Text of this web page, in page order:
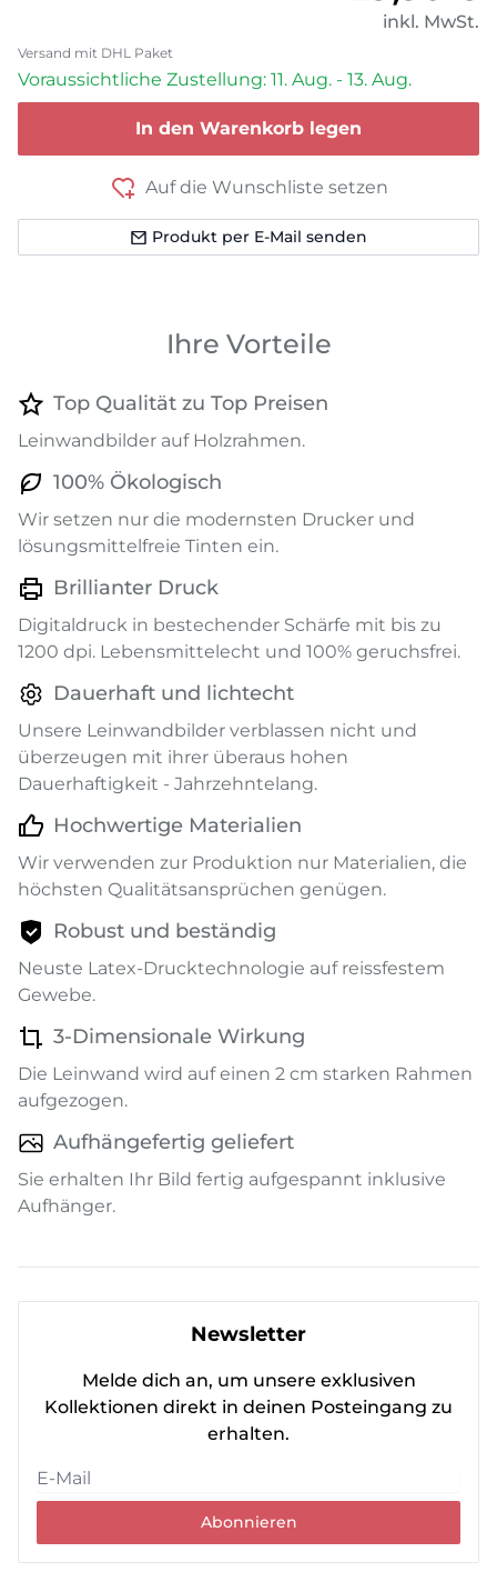
inkl. MwSt.
Versand mit DHL Paket
Voraussichtliche Zustellung: 11. Aug. - 13. Aug.
In den Warenkorb legen
Auf die Wunschliste setzen
Produkt per E-Mail senden
Ihre Vorteile
Top Qualität zu Top Preisen
Leinwandbilder auf Holzrahmen.
100% Ökologisch
Wir setzen nur die modernsten Drucker und
lösungsmittelfreie Tinten ein.
Brillianter Druck
Digitaldruck in bestechender Schärfe mit bis zu
1200 dpi. Lebensmittelecht und 100% geruchsfrei.
Dauerhaft und lichtecht
Unsere Leinwandbilder verblassen nicht und
überzeugen mit ihrer überaus hohen
Dauerhaftigkeit - Jahrzehntelang.
Hochwertige Materialien
Wir verwenden zur Produktion nur Materialien, die
höchsten Qualitätsansprüchen genügen.
Robust und beständig
Neuste Latex-Drucktechnologie auf reissfestem
Gewebe.
3-Dimensionale Wirkung
Die Leinwand wird auf einen 2 cm starken Rahmen
aufgezogen.
Aufhängefertig geliefert
Sie erhalten Ihr Bild fertig aufgespannt inklusive
Aufhänger.
Newsletter
Melde dich an, um unsere exklusiven
Kollektionen direkt in deinen Posteingang zu
erhalten.
Abonnieren